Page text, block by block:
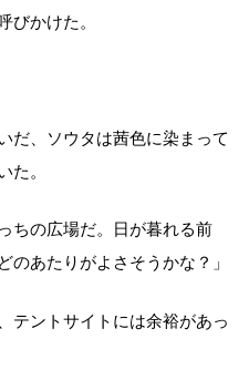
びかけた。
だ、ソウタは茜色に染まって
た。
ちの広場だ。日が暮れる前
のあたりがよさそうかな？」
テントサイトには余裕があっ